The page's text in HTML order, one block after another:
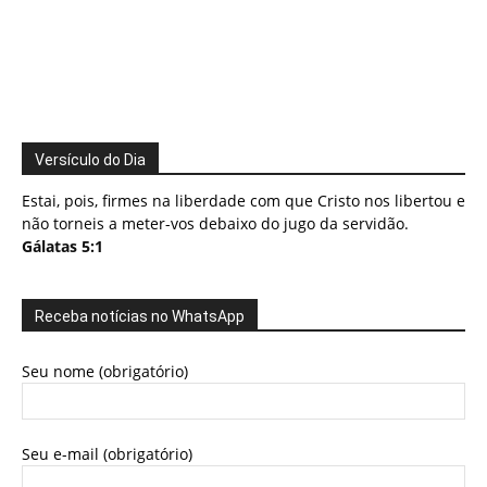
Versículo do Dia
Estai, pois, firmes na liberdade com que Cristo nos libertou e
não torneis a meter-vos debaixo do jugo da servidão.
Gálatas 5:1
Receba notícias no WhatsApp
Seu nome (obrigatório)
Seu e-mail (obrigatório)